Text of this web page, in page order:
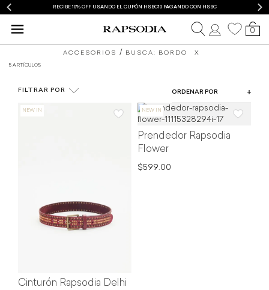
RECIBE 10% OFF USANDO EL CUPÓN HSBC10 PAGANDO CON HSBC
0
ACCESORIOS BUSCA: BORDO X
5 ARTÍCULOS
FILTRAR POR ORDENAR POR
Cinturón Rapsodia Delhi
Prendedor Rapsodia
Flower
$599.00